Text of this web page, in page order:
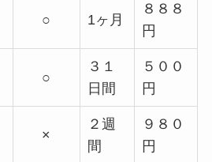
○ 1ヶ月
８８８
円
○
３１
日間
５００
円
×
２週
間
９８０
円